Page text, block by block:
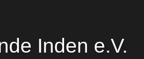
Inden e.V.